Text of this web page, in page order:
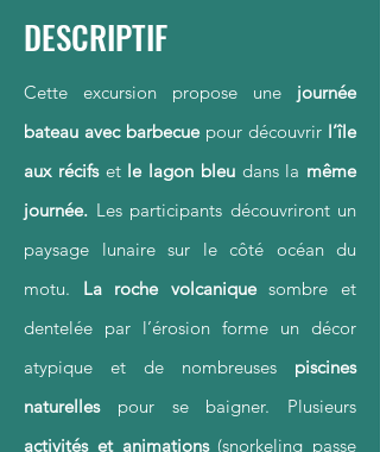
DESCRIPTIF
Cette excursion propose une journée
bateau avec barbecuepour découvrir l’île
aux récifset le lagon bleudans la même
journée. Les participants découvriront un
paysage lunaire sur le côté océan du
motu. La roche volcaniquesombre et
dentelée par l’érosion forme un décor
atypique et de nombreuses piscines
naturellespour se baigner. Plusieurs
activités et animations(snorkeling passe